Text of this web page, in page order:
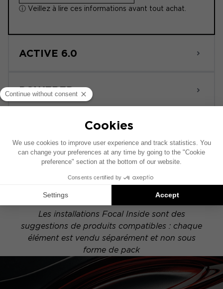
ⓘ Veillez à lire ces informations avant tout achat.
ACTIVE 6.0
POWERED
Ce schéma d’installation est réalisé sur la base
d’un véhicule comprenant un système audio
constructeur d’origine. Si votre véhicule est
équipé d'une option hi-fi spécifique, le
placement des éléments présentés sur ce
schéma peut alors varier.
Les installations Focal Inside sont des
suggestions de produits compatibles : chaque
élément est vendu séparément et non sous
forme de pack